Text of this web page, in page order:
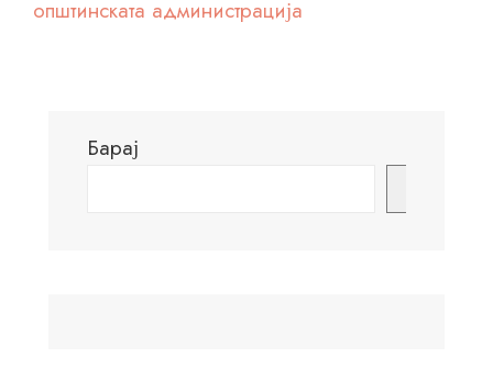
општинската администрација
Барај